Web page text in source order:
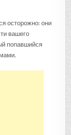
осторожно: они
вашего
попавшийся